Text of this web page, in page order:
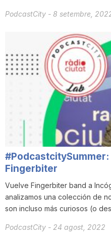
PodcastCity - 8 setembre,
Fingerbiter
Vuelve Fingerbiter band a
analizamos una colección de
son incluso más curiosos (o
PodcastCity - 24 agost, 2022